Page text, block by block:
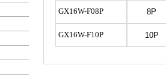
GX16W-F08P 8P
GX16W-F10P 10P